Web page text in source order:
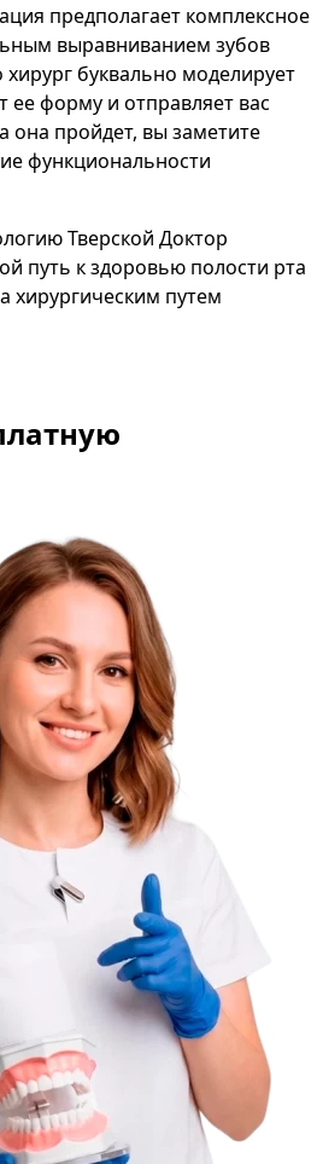
предполагает комплексное
выравниванием зубов
буквально моделирует
ее форму и отправляет вас
она пройдет, вы заметите
функциональности
Тверской Доктор
путь к здоровью полости рта
хирургическим путем